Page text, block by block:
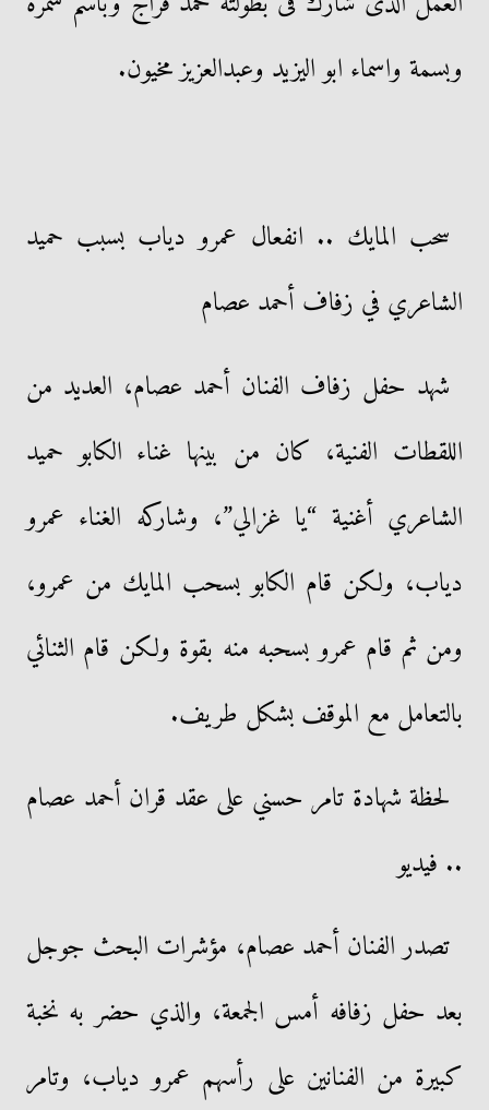
وبسمة واسماء ابو اليزيد وعبدالعزيز مخيون.
سحب المايك .. انفعال عمرو دياب بسبب حميد
الشاعري في زفاف أحمد عصام
شهد حفل زفاف الفنان أحمد عصام، العديد من
اللقطات الفنية، كان من بينها غناء الكابو حميد
الشاعري أغنية “يا غزالي”، وشاركه الغناء عمرو
دياب، ولكن قام الكابو بسحب المايك من عمرو،
ومن ثم قام عمرو بسحبه منه بقوة ولكن قام الثنائي
بالتعامل مع الموقف بشكل طريف.
لحظة شهادة تامر حسني على عقد قران أحمد عصام
.. فيديو
تصدر الفنان أحمد عصام، مؤشرات البحث جوجل
بعد حفل زفافه أمس الجمعة، والذي حضر به نخبة
كبيرة من الفنانين على رأسهم عمرو دياب، وتامر